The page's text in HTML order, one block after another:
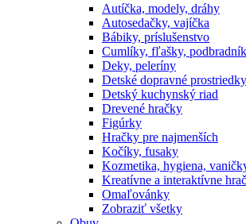
Autíčka, modely, dráhy
Autosedačky, vajíčka
Bábiky, príslušenstvo
Cumlíky, fľašky,
Deky, peleríny
Detské dopravné prostriedky
Detský kuchynský riad
Drevené hračky
Figúrky
Hračky pre najmenších
Kočíky, fusaky
Kozmetika, hygiena,
Kreatívne a interaktívne
Omaľovánky
Zobraziť všetky